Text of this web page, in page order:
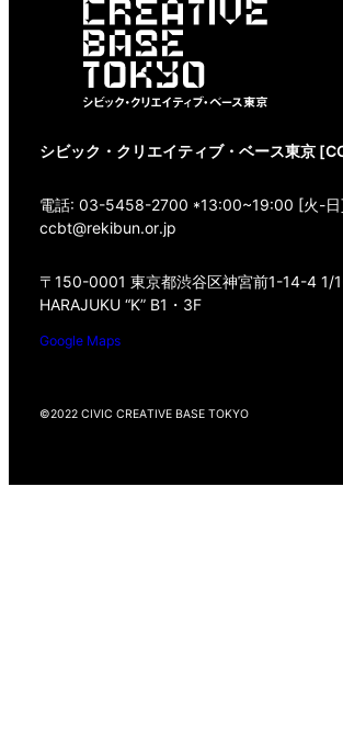
シビック・クリエイティブ・ベース東京
電話: 03-5458-2700 *13:00~19:00 [火-
ccbt@rekibun.or.jp
〒150-0001 東京都渋谷区神宮前1-14-4 1/
HARAJUKU “K” B1・3F
Google Maps
©2022 CIVIC CREATIVE BASE TOKYO